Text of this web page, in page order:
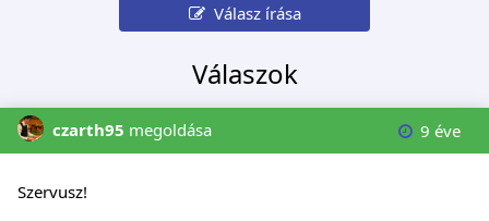
Válasz írása
Válaszok
czarth95 megoldása 9 éve
Szervusz!